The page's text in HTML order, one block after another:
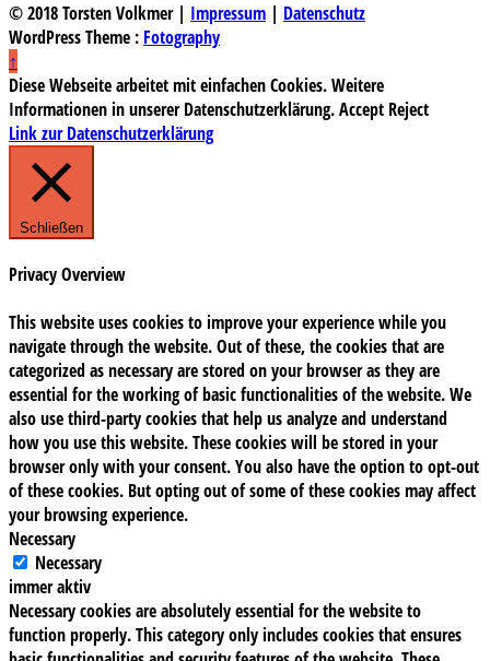
© 2018 Torsten Volkmer | Impressum | Datenschutz
WordPress Theme : Fotography
↑
Diese Webseite arbeitet mit einfachen Cookies. Weitere
Informationen in unserer Datenschutzerklärung.Accept Reject
Link zur Datenschutzerklärung
Schließen
Privacy Overview
This website uses cookies to improve your experience while you
navigate through the website. Out of these, the cookies that are
categorized as necessary are stored on your browser as they are
essential for the working of basic functionalities of the website. We
also use third-party cookies that help us analyze and understand
how you use this website. These cookies will be stored in your
browser only with your consent. You also have the option to opt-out
of these cookies. But opting out of some of these cookies may affect
your browsing experience.
Necessary
Necessary
immer aktiv
Necessary cookies are absolutely essential for the website to
function properly. This category only includes cookies that ensures